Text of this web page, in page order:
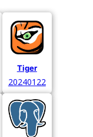
Tiger
20240122